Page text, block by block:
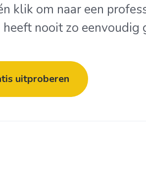
klik om naar een
nooit zo eenvoudig
uitproberen